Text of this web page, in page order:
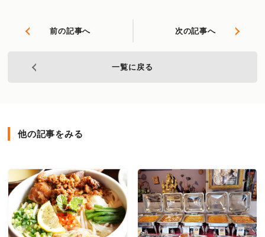
前の記事へ 次の記事へ
一覧に戻る
他の記事をみる